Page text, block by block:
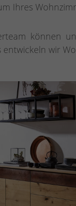
Ihres
können
wir